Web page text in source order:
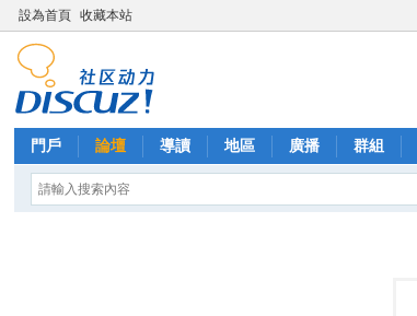
設為首頁 收藏本站
門戶 論壇 導讀 地區 廣播 群組